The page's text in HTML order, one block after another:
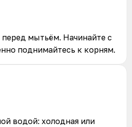
мытьём. Начинайте с
поднимайтесь к корням.
водой: холодная или